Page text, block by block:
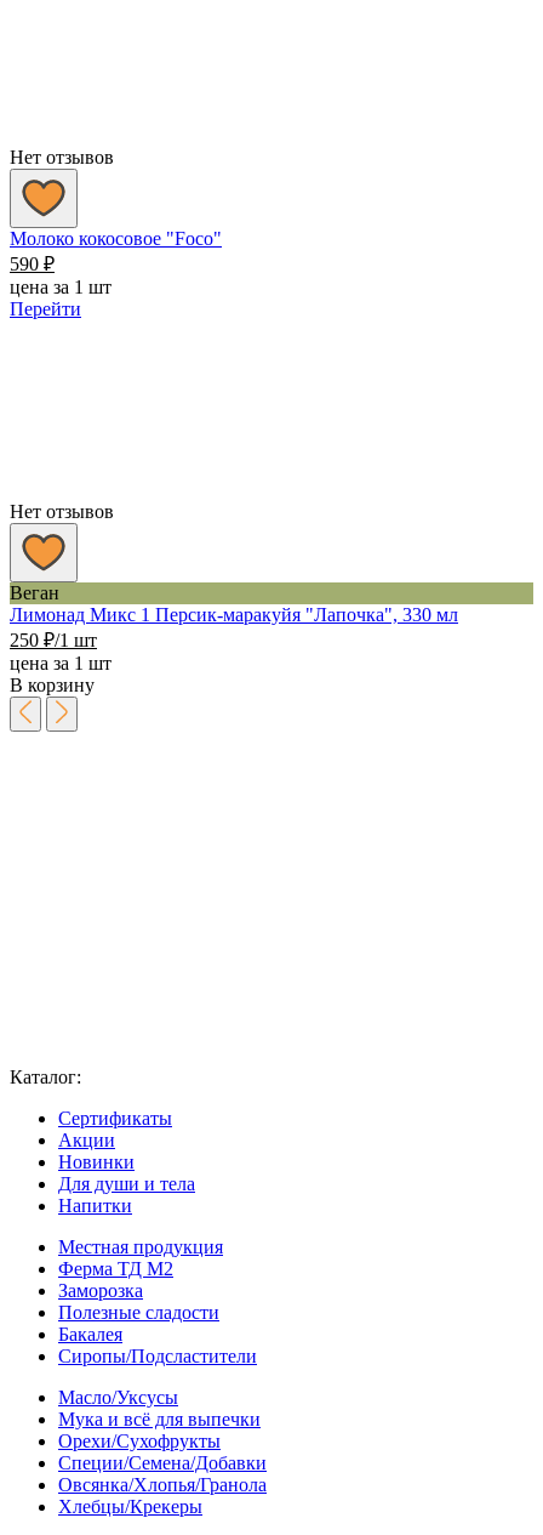
Нет отзывов
Молоко кокосовое "Foco"
590 ₽
цена за 1 шт
Перейти
Нет отзывов
Веган
Лимонад Микс 1 Персик-маракуйя "Лапочка", 330 мл
250 ₽/1 шт
цена за 1 шт
В корзину
Каталог:
Сертификаты
Акции
Новинки
Для души и тела
Напитки
Местная продукция
Ферма ТД М2
Заморозка
Полезные сладости
Бакалея
Сиропы/Подсластители
Масло/Уксусы
Мука и всё для выпечки
Орехи/Сухофрукты
Специи/Семена/Добавки
Овсянка/Хлопья/Гранола
Хлебцы/Крекеры